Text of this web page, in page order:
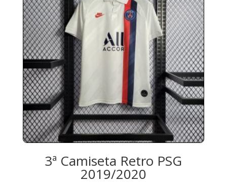
3ª Camiseta Retro PSG
2019/2020